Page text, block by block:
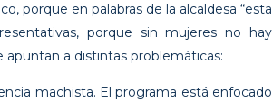
porque en palabras de la alcaldesa “esta
porque sin mujeres no hay
apuntan a distintas problemáticas:
machista. El programa está enfocado